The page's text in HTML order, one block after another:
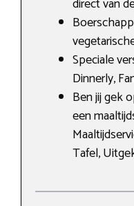
Speciale
Dinnerly,
Ben jij gek
een
Tafel,